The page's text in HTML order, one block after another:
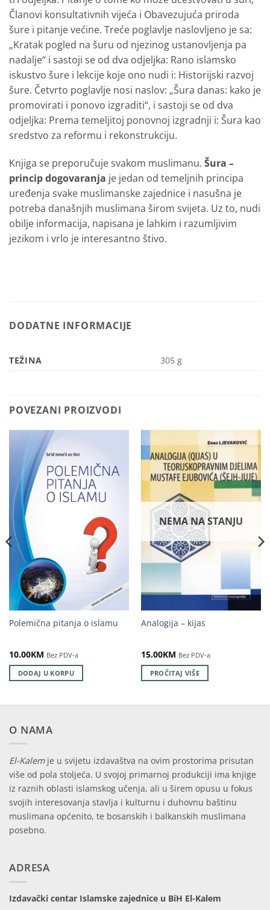
Članovi konsultativnih vijeća i Obavezujuća priroda
šure i pitanje većine. Treće poglavlje naslovljeno je sa:
„Kratak pogled na šuru od njezinog ustanovljenja pa
nadalje“ i sastoji se od dva odjeljka: Rano islamsko
iskustvo šure i lekcije koje ono nudi i: Historijski razvoj
šure. Četvrto poglavlje nosi naslov: „Šura danas: kako je
promovirati i ponovo izgraditi“, i sastoji se od dva
odjeljka: Prema temeljitoj ponovnoj izgradnji i: Šura kao
sredstvo za reformu i rekonstrukciju.
Knjiga se preporučuje svakom muslimanu. Šura –
princip dogovaranja je jedan od temeljnih principa
uređenja svake muslimanske zajednice i nasušna je
potreba današnjih muslimana širom svijeta. Uz to, nudi
obilje informacija, napisana je lahkim i razumljivim
jezikom i vrlo je interesantno štivo.
DODATNE INFORMACIJE
TEŽINA 305 g
POVEZANI PROIZVODI
Polemična pitanja o islamu
10.00KM Bez PDV-a
DODAJ U KORPU
NEMA NA STANJU
Analogija – kijas
15.00KM Bez PDV-a
PROČITAJ VIŠE
O NAMA
El-Kalemje u svijetu izdavaštva na ovim prostorima prisutan
više od pola stoljeća. U svojoj primarnoj produkciji ima knjige
iz raznih oblasti islamskog učenja, ali u širem opusu u fokus
svojih interesovanja stavlja i kulturnu i duhovnu baštinu
muslimana općenito, te bosanskih i balkanskih muslimana
posebno.
ADRESA
Izdavački centar Islamske zajednice u BiH El-Kalem